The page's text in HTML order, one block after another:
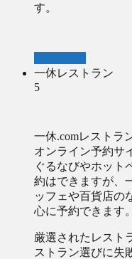
す。
一休レストラン
5
一休.comレストラ
オンライン予約サ
ぐるなびやホット
約はできますが、
ッフェや百貨店の
心に予約できます。
厳選されたレスト
ストラン選びに失